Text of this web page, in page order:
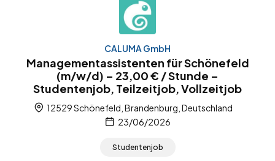
CALUMA GmbH
Managementassistenten für Schönefeld
(m/w/d) – 23,00 € / Stunde –
Studentenjob, Teilzeitjob, Vollzeitjob
12529 Schönefeld, Brandenburg, Deutschland
23/06/2026
Studentenjob